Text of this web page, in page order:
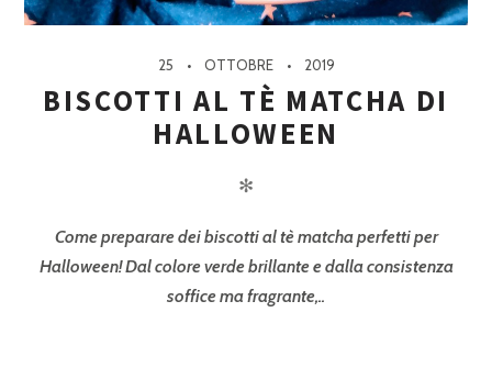
25 OTTOBRE 2019
BISCOTTI AL TÈ MATCHA DI
HALLOWEEN
✻
Come preparare dei biscotti al tè matcha perfetti per
Halloween! Dal colore verde brillante e dalla consistenza
soffice ma fragrante,..